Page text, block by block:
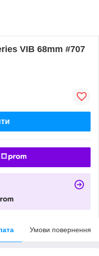
VIB 68mm #707
Умови повернення